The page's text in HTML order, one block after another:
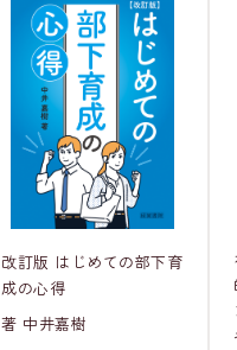
改訂版 はじめての部下育
成の心得
著 中井嘉樹